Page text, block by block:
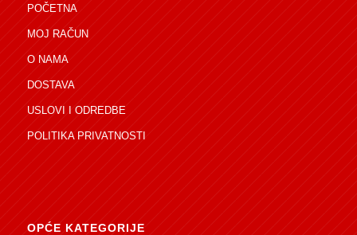
POČETNA
MOJ RAČUN
O NAMA
DOSTAVA
USLOVI I ODREDBE
POLITIKA PRIVATNOSTI
OPĆE KATEGORIJE